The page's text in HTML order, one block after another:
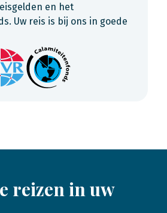
en het
Uw reis is bij ons in goede
reizen in uw